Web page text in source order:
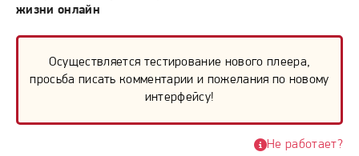
жизни онлайн
Осуществляется тестирование нового плеера,
просьба писать комментарии и пожелания по новому
интерфейсу!
Не работает?